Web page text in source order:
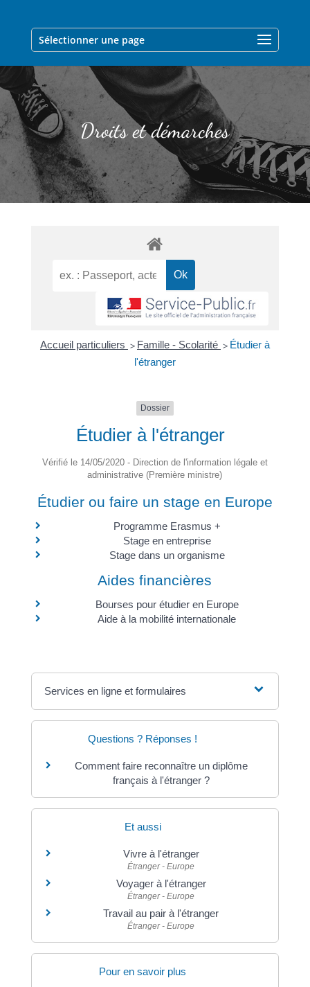
Sélectionner une page
Droits et démarches
Accueil particuliers > Famille - Scolarité > Étudier à
l'étranger
Dossier
Étudier à l'étranger
Vérifié le 14/05/2020 - Direction de l'information légale et
administrative (Première ministre)
Étudier ou faire un stage en Europe
Programme Erasmus +
Stage en entreprise
Stage dans un organisme
Aides financières
Bourses pour étudier en Europe
Aide à la mobilité internationale
Services en ligne et formulaires
Questions ? Réponses !
Comment faire reconnaître un diplôme
français à l'étranger ?
Et aussi
Vivre à l'étranger
Étranger - Europe
Voyager à l'étranger
Étranger - Europe
Travail au pair à l'étranger
Étranger - Europe
Pour en savoir plus